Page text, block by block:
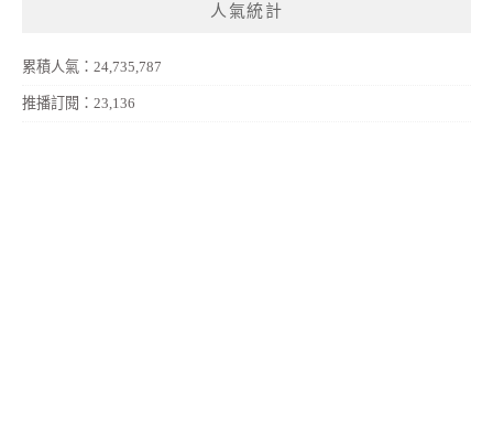
人氣統計
累積人氣：24,735,787
推播訂閱：23,136